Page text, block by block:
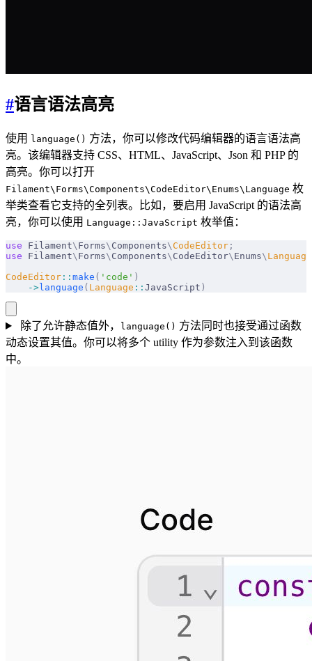
#语言语法高亮
使用 language() 方法，你可以修改代码编辑器的语言语法高
亮。该编辑器支持 CSS、HTML、JavaScript、Json 和 PHP 的
高亮。你可以打开
Filament\Forms\Components\CodeEditor\Enums\Language 枚
举类查看它支持的全列表。比如，要启用 JavaScript 的语法高
亮，你可以使用 Language::JavaScript 枚举值：
use Filament\ Forms\ Components\ CodeEditor ;
use Filament\ Forms\ Components\ CodeEditor\ Enums\ Language
CodeEditor :: make ( 'code' )
    ->
language ( Language :: JavaScript )
除了允许静态值外， language() 方法同时也接受通过函数
动态设置其值。你可以将多个 utility 作为参数注入到该函数
中。